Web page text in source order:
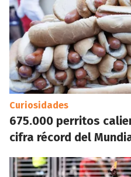
Curiosidades
675.000 perritos
cifra récord del